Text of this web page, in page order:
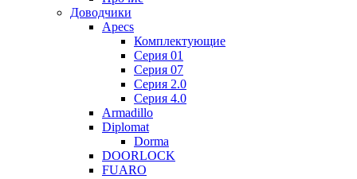
Доводчики
Apecs
Комплектующие
Серия 01
Серия 07
Серия 2.0
Серия 4.0
Armadillo
Diplomat
Dorma
DOORLOCK
FUARO